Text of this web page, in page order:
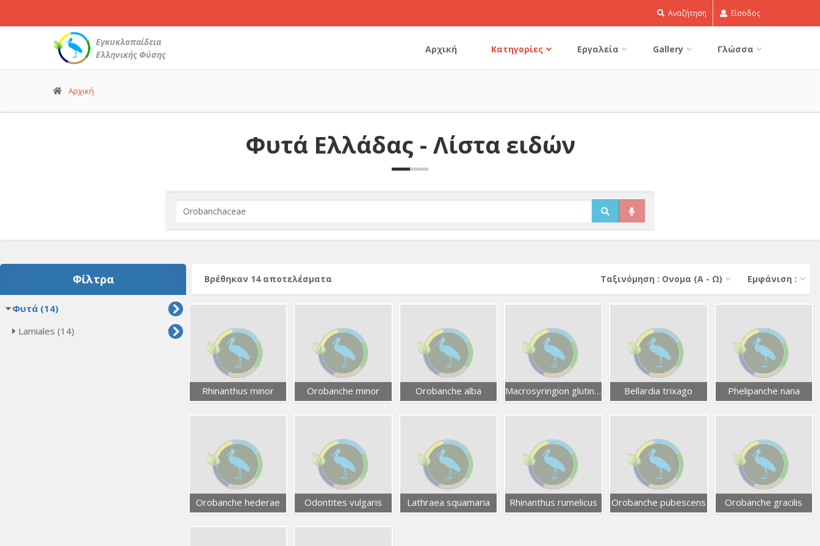
Αναζήτηση Είσοδος
Εγκυκλοπαίδεια
Ελληνικής Φύσης
Αρχική Κατηγορίες Εργαλεία Gallery Γλώσσα
Αρχική
Φυτά Ελλάδας - Λίστα ειδών
Φίλτρα
Φυτά (14)
Lamiales (14)
Βρέθηκαν 14 αποτελέσματα Εμφάνιση :
Тαξινόμηση : Ονομα (A - Ω)
Rhinanthus minor Orobanche minor Orobanche alba Macrosyringion glutinosum Bellardia trixago Phelipanche nana
Orobanche hederae Odontites vulgaris Lathraea squamaria Rhinanthus rumelicus Orobanche pubescens Orobanche gracilis